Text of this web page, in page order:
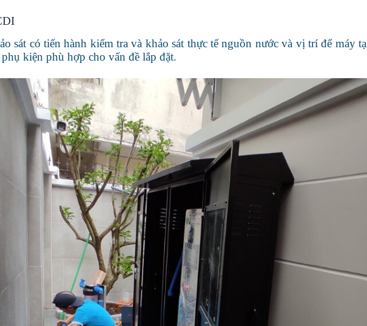
sát có tiến hành kiểm tra và khảo sát thực tế nguồn nước và vị trí để máy
kiện phù hợp cho vấn đề lắp đặt.